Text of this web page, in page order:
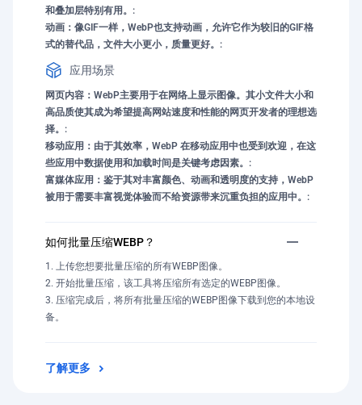
和叠加层特别有用。:
动画：像GIF一样，WebP也支持动画，允许它作为较旧的GIF格
式的替代品，文件大小更小，质量更好。:
应用场景
网页内容：WebP主要用于在网络上显示图像。其小文件大小和
高品质使其成为希望提高网站速度和性能的网页开发者的理想选
择。:
移动应用：由于其效率，WebP 在移动应用中也受到欢迎，在这
些应用中数据使用和加载时间是关键考虑因素。:
富媒体应用：鉴于其对丰富颜色、动画和透明度的支持，WebP
被用于需要丰富视觉体验而不给资源带来沉重负担的应用中。:
如何批量压缩WEBP？
上传您想要批量压缩的所有WEBP图像。
开始批量压缩，该工具将压缩所有选定的WEBP图像。
压缩完成后，将所有批量压缩的WEBP图像下载到您的本地设
备。
了解更多